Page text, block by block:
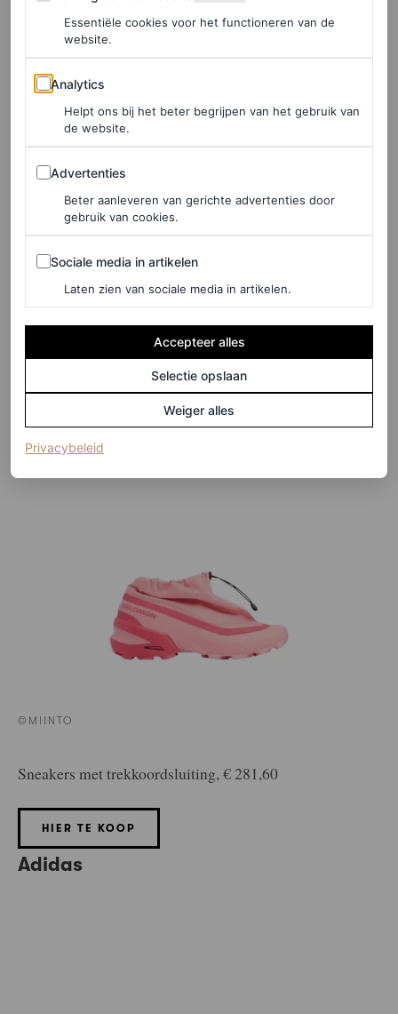
Om de zoveel tijd is een bepaalde kleur of tint helemaal
on-trendin de sneakerwereld. Eerder dit jaar waren
felgele sportschoenen dé hype, zoals de gele Onitsuka
Tiger Mexico 66-sneakers, die een ware cultstatus
vergaarden. Nu lijken we echter allemaal op zoek naar
maar toch): “Ik geloof in roze.”
Shop je roze sneakers hier
Ook een paar roze sneakers? Shop hieronder een aantal
opties door Vogue geselecteerd.
MM6 Maison Margiela X Salomon
©MIINTO
Sneakers met trekkoordsluiting, € 281,60
HIER TE KOOP
Adidas
Essentiële cookies voor het functioneren van de
website.
Analytics
Analytics
Helpt ons bij het beter begrijpen van het gebruik van
de website.
Advertenties
Advertenties
Beter aanleveren van gerichte advertenties door
gebruik van cookies.
Sociale media in artikelen
Sociale media in artikelen
Laten zien van sociale media in artikelen.
Accepteer alles
Selectie opslaan
Weiger alles
Privacybeleid